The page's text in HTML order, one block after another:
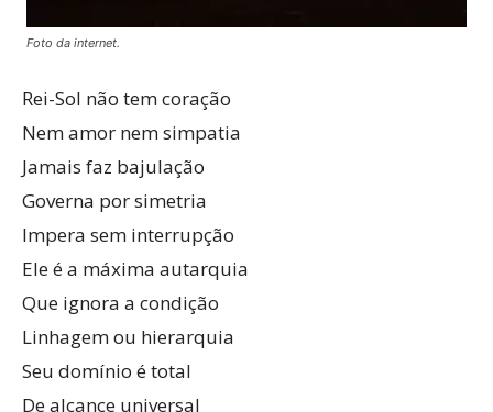
Foto da internet.
Rei-Sol não tem coração
Nem amor nem simpatia
Jamais faz bajulação
Governa por simetria
Impera sem interrupção
Ele é a máxima autarquia
Que ignora a condição
Linhagem ou hierarquia
Seu domínio é total
De alcance universal